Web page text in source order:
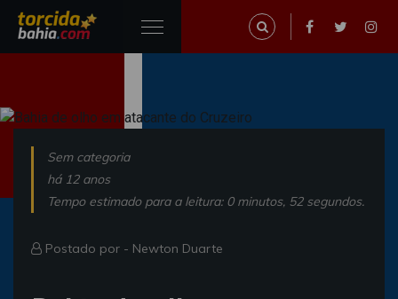
Sem categoria
há 12 anos
Tempo estimado para a leitura: 0 minutos, 52 segundos.
Postado por - Newton Duarte